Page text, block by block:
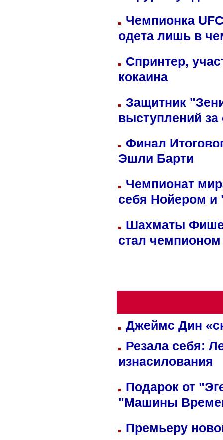
Чемпионка
одета лишь в
Спринтер,
кокаина
Защитник
выступлений
Финал
Эшли Барти
Чемпионат
себя Нойером и
Шахматы
стал
Джеймс Дин
Резала себя:
изнасилования
Подарок от
"Машины
Премьеру